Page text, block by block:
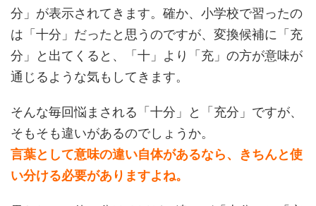
分」が表示されてきます。確か、小学校で習ったの
は「十分」だったと思うのですが、変換候補に「充
分」と出てくると、「十」より「充」の方が意味が
通じるような気もしてきます。
そんな毎回悩まされる「十分」と「充分」ですが、
そもそも違いがあるのでしょうか。
言葉として意味の違い自体があるなら、きちんと使
い分ける必要がありますよね。